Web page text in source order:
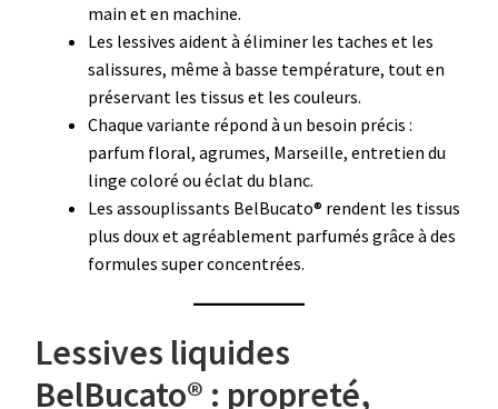
main et en machine.
Les lessives aident à éliminer les taches et les
salissures, même à basse température, tout en
préservant les tissus et les couleurs.
Chaque variante répond à un besoin précis :
parfum floral, agrumes, Marseille, entretien du
linge coloré ou éclat du blanc.
Les assouplissants BelBucato® rendent les tissus
plus doux et agréablement parfumés grâce à des
formules super concentrées.
Lessives liquides
BelBucato® : propreté,